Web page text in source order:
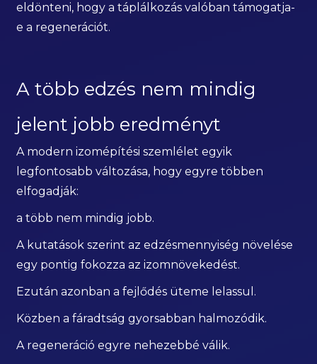
eldönteni, hogy a táplálkozás valóban támogatja-
e a regenerációt.
A több edzés nem mindig
jelent jobb eredményt
A modern izomépítési szemlélet egyik
legfontosabb változása, hogy egyre többen
elfogadják:
a több nem mindig jobb.
A kutatások szerint az edzésmennyiség növelése
egy pontig fokozza az izomnövekedést.
Ezután azonban a fejlődés üteme lelassul.
Közben a fáradtság gyorsabban halmozódik.
A regeneráció egyre nehezebbé válik.